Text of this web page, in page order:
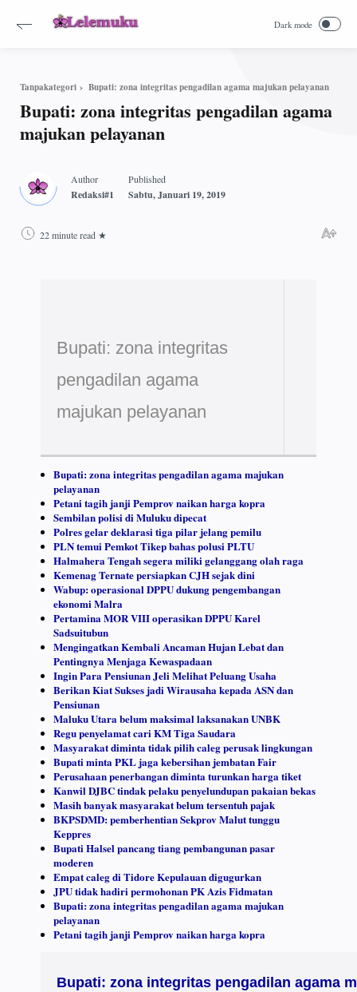
Tanpakategori Bupati: zona integritas pengadilan agama majukan pelayanan
Bupati: zona integritas pengadilan agama
majukan pelayanan
22 minute read
Bupati: zona integritas
pengadilan agama
majukan pelayanan
Bupati: zona integritas pengadilan agama majukan
pelayanan
Petani tagih janji Pemprov naikan harga kopra
Sembilan polisi di Muluku dipecat
Polres gelar deklarasi tiga pilar jelang pemilu
PLN temui Pemkot Tikep bahas polusi PLTU
Halmahera Tengah segera miliki gelanggang olah raga
Kemenag Ternate persiapkan CJH sejak dini
Wabup: operasional DPPU dukung pengembangan
ekonomi Malra
Pertamina MOR VIII operasikan DPPU Karel
Sadsuitubun
Mengingatkan Kembali Ancaman Hujan Lebat dan
Pentingnya Menjaga Kewaspadaan
Ingin Para Pensiunan Jeli Melihat Peluang Usaha
Berikan Kiat Sukses jadi Wirausaha kepada ASN dan
Pensiunan
Maluku Utara belum maksimal laksanakan UNBK
Regu penyelamat cari KM Tiga Saudara
Masyarakat diminta tidak pilih caleg perusak lingkungan
Bupati minta PKL jaga kebersihan jembatan Fair
Perusahaan penerbangan diminta turunkan harga tiket
Kanwil DJBC tindak pelaku penyelundupan pakaian bekas
Masih banyak masyarakat belum tersentuh pajak
BKPSDMD: pemberhentian Sekprov Malut tunggu
Keppres
Bupati Halsel pancang tiang pembangunan pasar
moderen
Empat caleg di Tidore Kepulauan digugurkan
JPU tidak hadiri permohonan PK Azis Fidmatan
Bupati: zona integritas pengadilan agama majukan
pelayanan
Petani tagih janji Pemprov naikan harga kopra
Bupati: zona integritas pengadilan agama